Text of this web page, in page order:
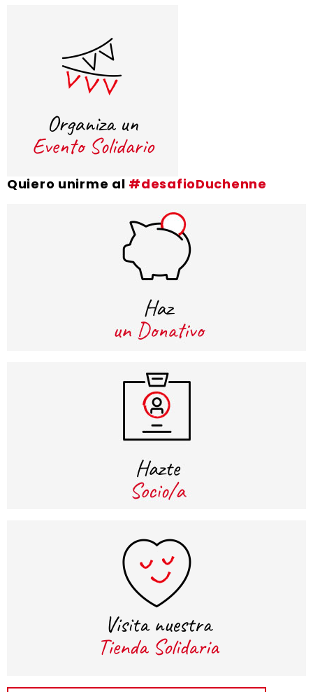
Quiero unirme al #desafioDuchenne